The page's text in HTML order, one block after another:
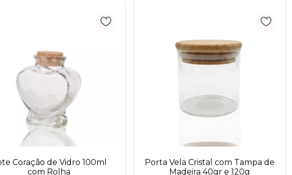
Coração de Vidro 100ml
com Rolha
Porta Vela Cristal com Tampa de
Madeira 40gr e 120g